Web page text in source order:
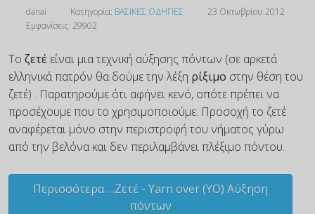
danai Κατηγορία: ΒΑΣΙΚΕΣ ΟΔΗΓΙΕΣ
23 Οκτωβρίου 2012
Εμφανίσεις: 29902
Το ζετέ είναι μια τεχνική αύξησης πόντων (σε αρκετά
ελληνικά πατρόν θα δούμε την λέξη ρίξιμο στην θέση του
ζετέ) . Παρατηρούμε ότι αφήνει κενό, οπότε πρέπει να
προσέχουμε που το χρησιμοποιούμε. Προσοχή το ζετέ
αναφέρεται μόνο στην περιστροφή του νήματος γύρω
από την βελόνα και δεν περιλαμβάνει πλέξιμο πόντου.
Περισσότερα …Ζετέ - Yarn over (YO) Αύξηση
πόντων